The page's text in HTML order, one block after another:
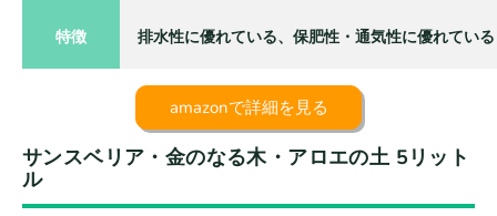
特徴 排水性に優れている、保肥性・通気性に優れている
amazonで詳細を見る
サンスベリア・金のなる木・アロエの土 5リット
ル